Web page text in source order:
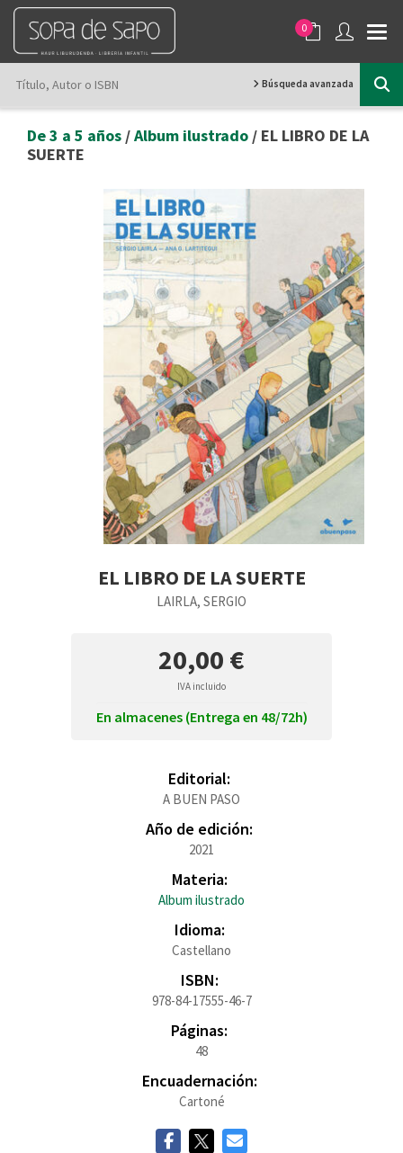
0
Búsqueda avanzada
De 3 a 5 años /Album ilustrado / EL LIBRO DE LA
SUERTE
EL LIBRO DE LA SUERTE
LAIRLA, SERGIO
20,00 €
IVA incluido
En almacenes (Entrega en 48/72h)
Editorial:
A BUEN PASO
Año de edición:
2021
Materia:
Album ilustrado
Idioma:
Castellano
ISBN:
978-84-17555-46-7
Páginas:
48
Encuadernación:
Cartoné